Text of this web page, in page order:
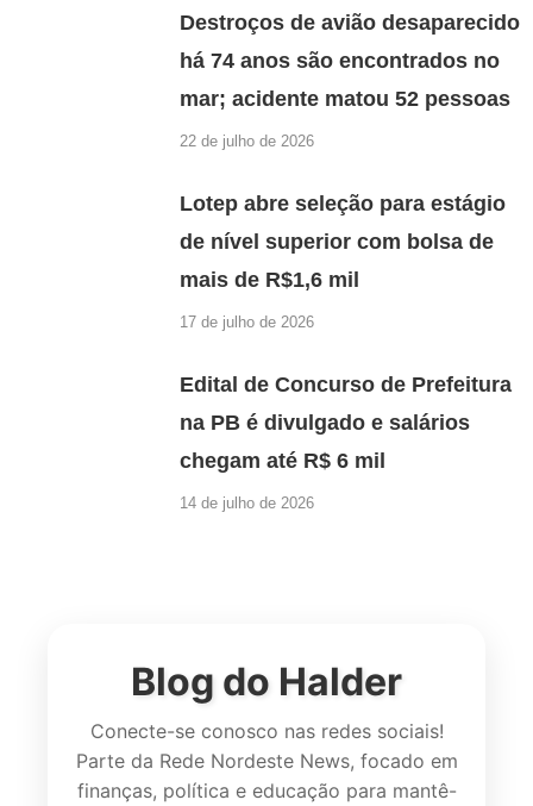
Destroços de avião desaparecido
há 74 anos são encontrados no
mar; acidente matou 52 pessoas
22 de julho de 2026
Lotep abre seleção para estágio
de nível superior com bolsa de
mais de R$1,6 mil
17 de julho de 2026
Edital de Concurso de Prefeitura
na PB é divulgado e salários
chegam até R$ 6 mil
14 de julho de 2026
Blog do Halder
Conecte-se conosco nas redes sociais!
Parte da Rede Nordeste News, focado em
finanças, política e educação para mantê-